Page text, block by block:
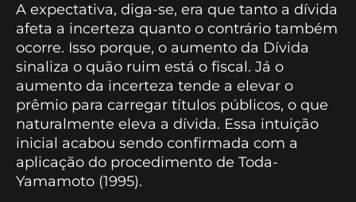
A expectativa, diga-se, era que tanto a dívida
afeta a incerteza quanto o contrário também
ocorre. Isso porque, o aumento da Dívida
sinaliza o quão ruim está o fiscal. Já o
aumento da incerteza tende a elevar o
prêmio para carregar títulos públicos, o que
naturalmente eleva a dívida. Essa intuição
inicial acabou sendo confirmada com a
aplicação do procedimento de Toda-
Yamamoto (1995).